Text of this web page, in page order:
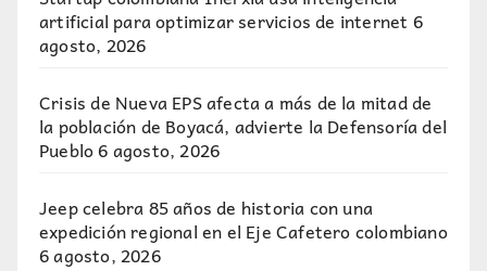
artificial para optimizar servicios de internet 6
agosto, 2026
Crisis de Nueva EPS afecta a más de la mitad de
la población de Boyacá, advierte la Defensoría del
Pueblo6 agosto, 2026
Jeep celebra 85 años de historia con una
expedición regional en el Eje Cafetero colombiano
6 agosto, 2026